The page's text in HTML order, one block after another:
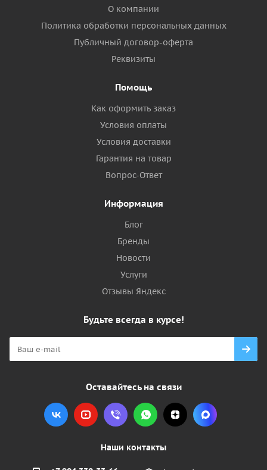
О компании
Политика обработки персональных данных
Публичный договор-оферта
Реквизиты
Помощь
Как оформить заказ
Условия оплаты
Условия доставки
Гарантия на товар
Вопрос-Ответ
Информация
Блог
Бренды
Новости
Услуги
Отзывы Яндекс
Будьте всегда в курсе!
Оставайтесь на связи
Наши контакты